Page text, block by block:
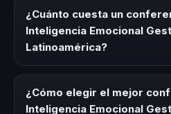
Emocional Gestion Emocional
convenciones anuales,
de integración o cuando tu
impulsar un cambio cultural
temática.
¿Cuánto cuesta un
Inteligencia Emocional
Latinoamérica?
modalidad (presencial o virtual)
En CHM Latinoamérica
¿Cómo elegir el mejor
Inteligencia Emocional